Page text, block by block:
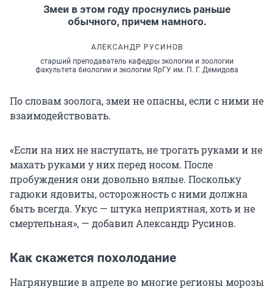
Змеи в этом году проснулись раньше
обычного, причем намного.
АЛЕКСАНДР РУСИНОВ
старший преподаватель кафедры экологии и зоологии
факультета биологии и экологии ЯрГУ им. П. Г. Демидова
По словам зоолога, змеи не опасны, если с ними не
взаимодействовать.
«Если на них не наступать, не трогать руками и не
махать руками у них перед носом. После
пробуждения они довольно вялые. Поскольку
гадюки ядовиты, осторожность с ними должна
быть всегда. Укус — штука неприятная, хоть и не
смертельная», — добавил Александр Русинов.
Как скажется похолодание
Нагрянувшие в апреле во многие регионы морозы